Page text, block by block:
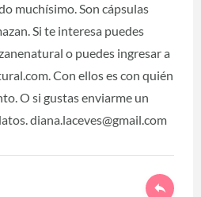
muchísimo. Son cápsulas
Si te interesa puedes
o puedes ingresar a
Con ellos es con quién
O si gustas enviarme un
diana.laceves@gmail.com